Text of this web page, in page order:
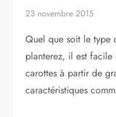
23 novembre 2015
Quel que soit le type
planterez, il est facile
carottes à partir de
caractéristiques